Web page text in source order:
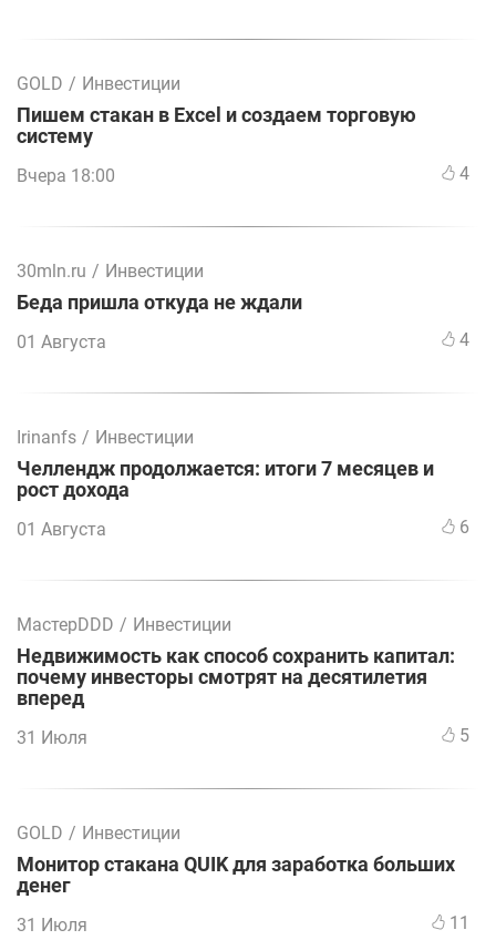
GOLD / Инвестиции
Пишем стакан в Excel и создаем торговую
систему
Вчера 18:00 4
30mln.ru / Инвестиции
Беда пришла откуда не ждали
01 Августа 4
Irinanfs / Инвестиции
Челлендж продолжается: итоги 7 месяцев и
рост дохода
01 Августа 6
МастерDDD / Инвестиции
Недвижимость как способ сохранить капитал:
почему инвесторы смотрят на десятилетия
вперед
31 Июля 5
GOLD / Инвестиции
Монитор стакана QUIK для заработка больших
денег
31 Июля 11